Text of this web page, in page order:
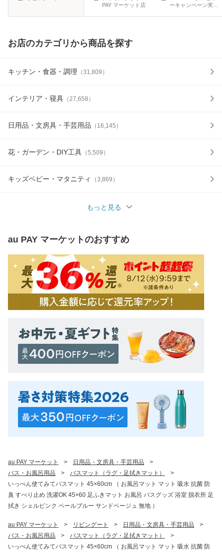
PAY マーケット店
ーキャンペーン実施
お店のカテゴリから商品を探す
キッチン・食器・調理 （31,809 ）
インテリア・寝具 （27,658 ）
日用品・文房具・手芸用品 （ 16,145 ）
花・ガーデン・DIY工具 （5,509 ）
キッズベビー・マタニティ （3,869 ）
もっと見る
au PAY マーケットのおすすめ
au PAY マーケット > 日用品・文房具・手芸用品
>
バス・お風呂用品
> バスマット（ラグ・足拭きマット）
>
いっぺん使てみてバスマット 45×60cm （ お風呂マット マット 吸水 抗菌 防
臭 すべり止め 洗濯OK 45×60 足ふきマット お風呂 バスグッズ 浴室 脱衣所 足
拭き シェルピンク ペールブルー サンドベージュ 無地 ）
au PAY マーケット > リビングート > 日用品・文房具・手芸用品
>
バス・お風呂用品
> バスマット（ラグ・足拭きマット）
>
いっぺん使てみてバスマット 45×60cm （ お風呂マット マット 吸水 抗菌 防